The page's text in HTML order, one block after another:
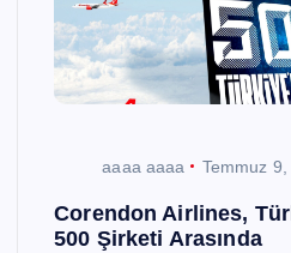
aaaa aaaa Temmuz
Corendon Airlines,
500 Şirketi Arasında